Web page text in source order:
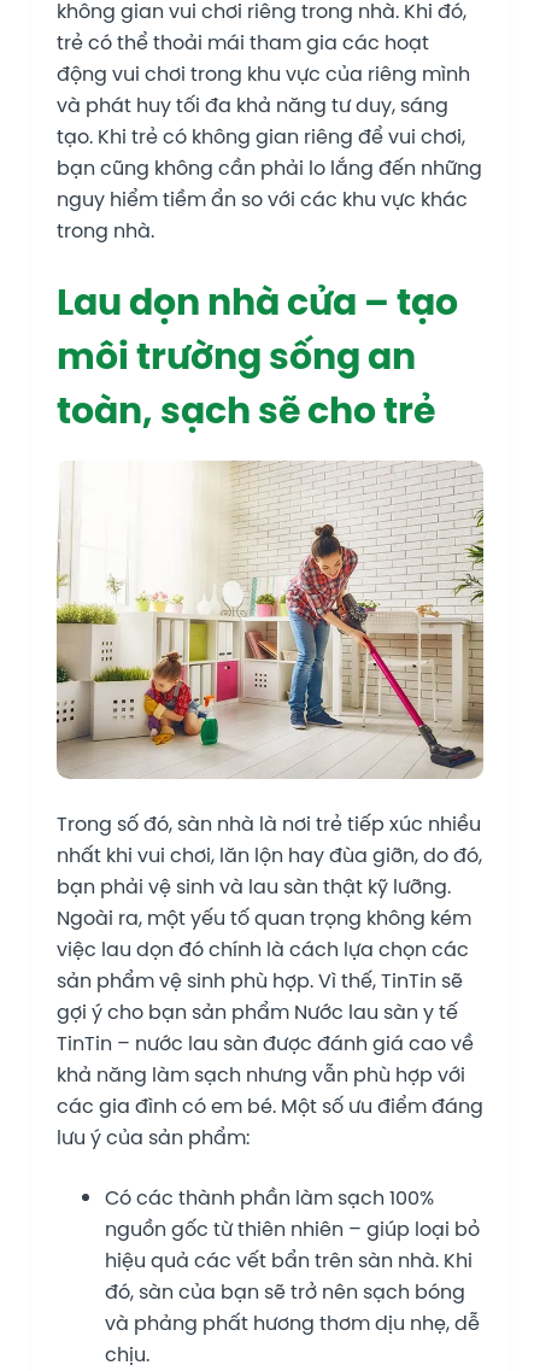
không gian vui chơi riêng trong nhà. Khi đó,
trẻ có thể thoải mái tham gia các hoạt
động vui chơi trong khu vực của riêng mình
và phát huy tối đa khả năng tư duy, sáng
tạo. Khi trẻ có không gian riêng để vui chơi,
bạn cũng không cần phải lo lắng đến những
nguy hiểm tiềm ẩn so với các khu vực khác
trong nhà.
Lau dọn nhà cửa – tạo
môi trường sống an
toàn, sạch sẽ cho trẻ
Trong số đó, sàn nhà là nơi trẻ tiếp xúc nhiều
nhất khi vui chơi, lăn lộn hay đùa giỡn, do đó,
bạn phải vệ sinh và lau sàn thật kỹ lưỡng.
Ngoài ra, một yếu tố quan trọng không kém
việc lau dọn đó chính là cách lựa chọn các
sản phẩm vệ sinh phù hợp. Vì thế, TinTin sẽ
gợi ý cho bạn sản phẩm Nước lau sàn y tế
TinTin – nước lau sàn được đánh giá cao về
khả năng làm sạch nhưng vẫn phù hợp với
các gia đình có em bé. Một số ưu điểm đáng
lưu ý của sản phẩm:
Có các thành phần làm sạch 100%
nguồn gốc từ thiên nhiên – giúp loại bỏ
hiệu quả các vết bẩn trên sàn nhà. Khi
đó, sàn của bạn sẽ trở nên sạch bóng
và phảng phất hương thơm dịu nhẹ, dễ
chịu.